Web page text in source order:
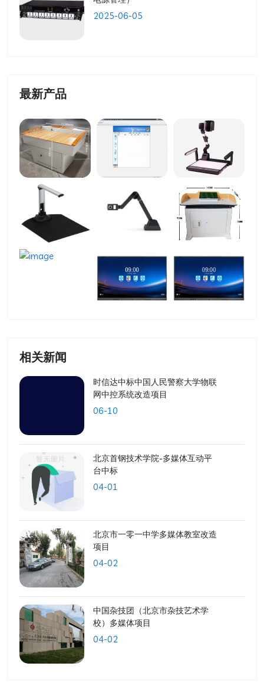
2025-06-05
最新产品
相关新闻
时信达中标中国人民警察大学物联
网中控系统改造项目
06-10
北京首钢技术学院-多媒体互动平
台中标
04-01
北京市一零一中学多媒体教室改造
项目
04-02
中国杂技团（北京市杂技艺术学
校）多媒体项目
04-02